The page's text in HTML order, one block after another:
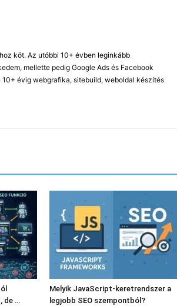
köt. Az utóbbi 10+ évben leginkább
mellette pedig Google Ads és Facebook
évig webgrafika, sitebuild, weboldal készítés
de …
Melyik JavaScript-keretrendszer a
legjobb SEO szempontból?